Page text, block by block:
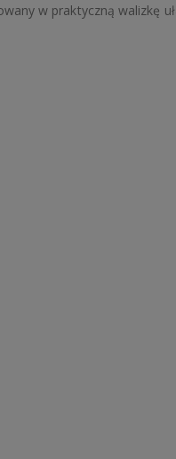
w praktyczną walizkę